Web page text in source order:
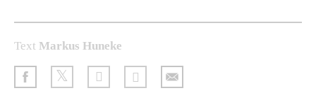
Text Markus Huneke